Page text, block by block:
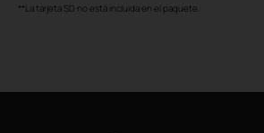
**La tarjeta SD no está incluida en el paquete.